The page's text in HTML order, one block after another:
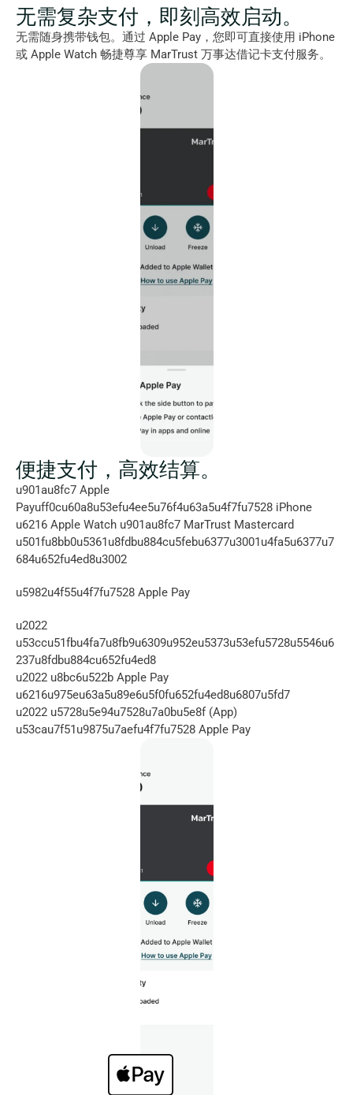
无需复杂支付，即刻高效启动。
无需随身携带钱包。通过 Apple Pay，您即可直接使用 iPhone
或 Apple Watch 畅捷尊享 MarTrust 万事达借记卡支付服务。
便捷支付，高效结算。
u901au8fc7 Apple
Payuff0cu60a8u53efu4ee5u76f4u63a5u4f7fu7528 iPhone
u6216 Apple Watch u901au8fc7 MarTrust Mastercard
u501fu8bb0u5361u8fdbu884cu5febu6377u3001u4fa5u6377u7
684u652fu4ed8u3002
u5982u4f55u4f7fu7528 Apple Pay
u2022
u53ccu51fbu4fa7u8fb9u6309u952eu5373u53efu5728u5546u6
237u8fdbu884cu652fu4ed8
u2022 u8bc6u522b Apple Pay
u6216u975eu63a5u89e6u5f0fu652fu4ed8u6807u5fd7
u2022 u5728u5e94u7528u7a0bu5e8f (App)
u53cau7f51u9875u7aefu4f7fu7528 Apple Pay